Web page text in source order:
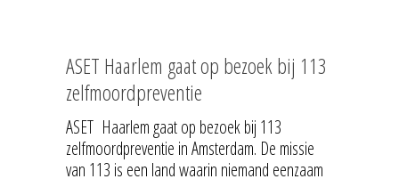
ASET Haarlem gaat op bezoek bij 113
zelfmoordpreventie
ASET Haarlem gaat op bezoek bij 113
zelfmoordpreventie in Amsterdam. De missie
van 113 is een land waarin niemand eenzaam